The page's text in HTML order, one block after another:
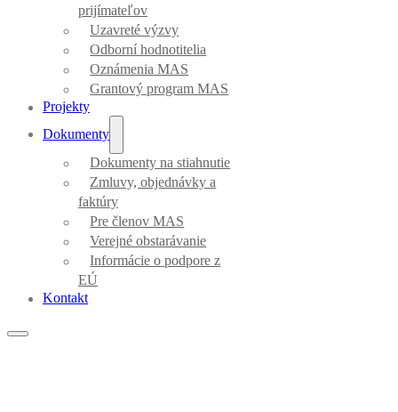
prijímateľov
Uzavreté výzvy
Odborní hodnotitelia
Oznámenia MAS
Grantový program MAS
Projekty
Dokumenty
Dokumenty na stiahnutie
Zmluvy, objednávky a
faktúry
Pre členov MAS
Verejné obstarávanie
Informácie o podpore z
EÚ
Kontakt